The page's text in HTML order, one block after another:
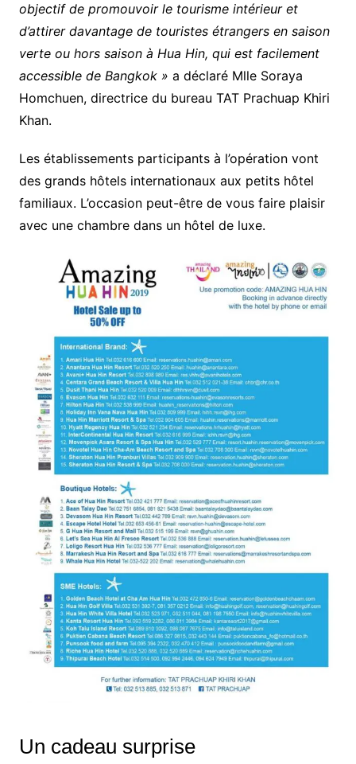
objectif de promouvoir le tourisme intérieur et
d’attirer davantage de touristes étrangers en saison
verte ou hors saison à Hua Hin, qui est facilement
accessible de Bangkok » a déclaré Mlle Soraya
Homchuen, directrice du bureau TAT Prachuap Khiri
Khan.
Les établissements participants à l’opération vont
des grands hôtels internationaux aux petits hôtel
familiaux. L’occasion peut-être de vous faire plaisir
avec une chambre dans un hôtel de luxe.
Un cadeau surprise